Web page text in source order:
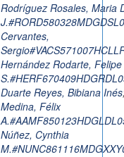
Rodríguez Rosales, Maria
Cervantes,
Hernández Rodarte, Felipe
Duarte Reyes, Bibiana Inés
Medina, Félix
Núñez, Cynthia